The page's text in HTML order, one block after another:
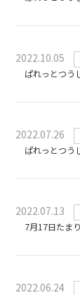
2022.10.05
ぱれっとつう
2022.07.26
ぱれっとつう
2022.07.13
7月17日たま
2022.06.24